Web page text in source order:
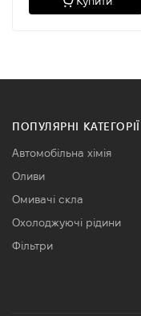
ПОПУЛЯРНІ КАТЕГОРІЇ
Автомобільна хімія
Оливи
Омивачі скла
Охолоджуючі рідини
Фільтри